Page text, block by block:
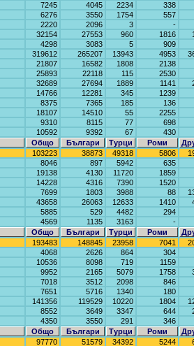
7245 4045 2234
338
6276 3550 1754
557
2220 2096 3
-
32154 27553 960 1816
4298 3083 5
909
319612 265207 13943 4953
21807 16582 1808
2138
25893 22118 115
2530
32689 27694 1889 1141
14766 12281 345
1239
8375 7365 185
136
18107 14510 55
2255
9310 8115 77
698
10592 9392 67
430
Общо
Българи Турци Роми
103223 38873 49318 5806
8046 897 5942
635
19138 4130 11720
1859
14228 4316 7390
1520
7699 1803 3988 88
43658 26063 12633 1410
5885 529 4482
294
4569 1135 3163
-
Общо
Българи Турци Роми
193483 148845 23958 7041
4068 2626 864
304
10536 8098 719
1159
9952 2165 5079 1758
7018 3512 2098
846
7651 5716 1340
180
141356 119529 10220 1804
8552 3649 3347 644
4350 3550 291
346
Общо
Българи Турци Роми
97770 51579 34392 5244